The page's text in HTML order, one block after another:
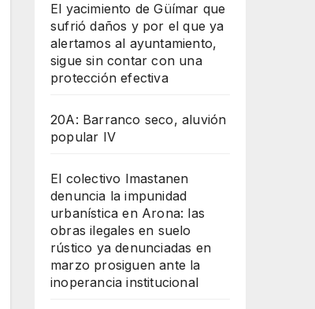
El yacimiento de Güímar que
sufrió daños y por el que ya
alertamos al ayuntamiento,
sigue sin contar con una
protección efectiva
20A: Barranco seco, aluvión
popular IV
El colectivo Imastanen
denuncia la impunidad
urbanística en Arona: las
obras ilegales en suelo
rústico ya denunciadas en
marzo prosiguen ante la
inoperancia institucional